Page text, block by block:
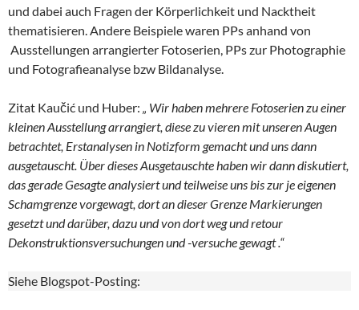
und dabei auch Fragen der Körperlichkeit und Nacktheit
thematisieren. Andere Beispiele waren PPs anhand von
Ausstellungen arrangierter Fotoserien, PPs zur Photographie
und Fotografieanalyse bzw Bildanalyse.
Zitat Kaučić und Huber: „ Wir haben mehrere Fotoserien zu einer
kleinen Ausstellung arrangiert, diese zu vieren mit unseren Augen
betrachtet, Erstanalysen in Notizform gemacht und uns dann
ausgetauscht. Über dieses Ausgetauschte haben wir dann diskutiert,
das gerade Gesagte analysiert und teilweise uns bis zur je eigenen
Schamgrenze vorgewagt, dort an dieser Grenze Markierungen
gesetzt und darüber, dazu und von dort weg und retour
Dekonstruktionsversuchungen und -versuche gewagt .“
Siehe Blogspot-Posting: